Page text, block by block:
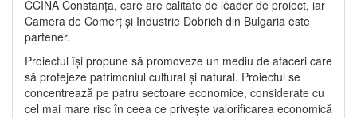
CCINA Constanța, care are calitate de leader de proiect, iar
Camera de Comerț și Industrie Dobrich din Bulgaria este
partener.
Proiectul își propune să promoveze un mediu de afaceri care
să protejeze patrimoniul cultural și natural. Proiectul se
concentrează pe patru sectoare economice, considerate cu
cel mai mare risc în ceea ce privește valorificarea economică